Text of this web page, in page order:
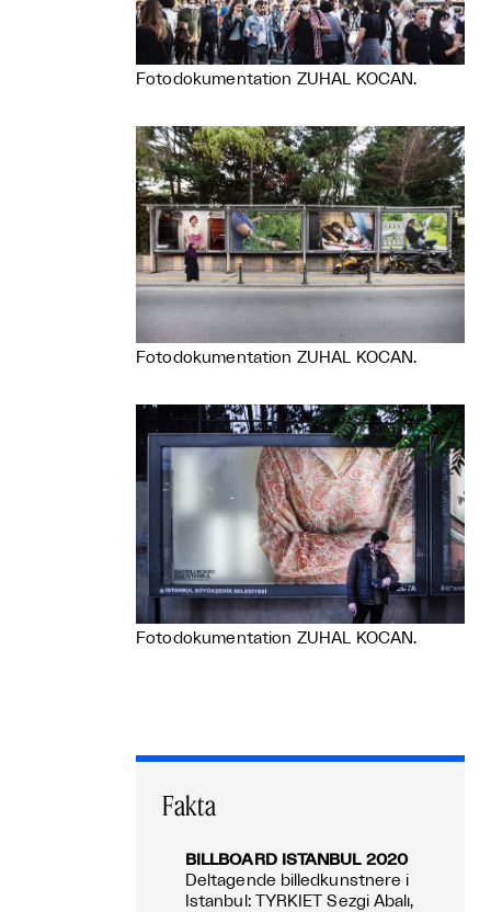
Fotodokumentation ZUHAL KOCAN.
Fotodokumentation ZUHAL KOCAN.
Fotodokumentation ZUHAL KOCAN.
Fakta
BILLBOARD ISTANBUL 2020
Deltagende billedkunstnere i
Istanbul: TYRKIET Sezgi Abalı,